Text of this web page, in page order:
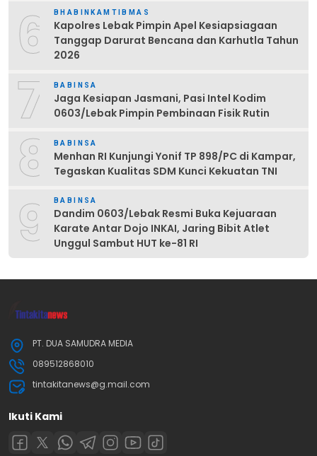
6 BHABINKAMTIBMAS
Kapolres Lebak Pimpin Apel Kesiapsiagaan
Tanggap Darurat Bencana dan Karhutla Tahun
2026
7 BABINSA
Jaga Kesiapan Jasmani, Pasi Intel Kodim
0603/Lebak Pimpin Pembinaan Fisik Rutin
8 BABINSA
Menhan RI Kunjungi Yonif TP 898/PC di Kampar,
Tegaskan Kualitas SDM Kunci Kekuatan TNI
9 BABINSA
Dandim 0603/Lebak Resmi Buka Kejuaraan
Karate Antar Dojo INKAI, Jaring Bibit Atlet
Unggul Sambut HUT ke-81 RI
PT. DUA SAMUDRA MEDIA
089512868010
tintakitanews@g.mail.com
Ikuti Kami